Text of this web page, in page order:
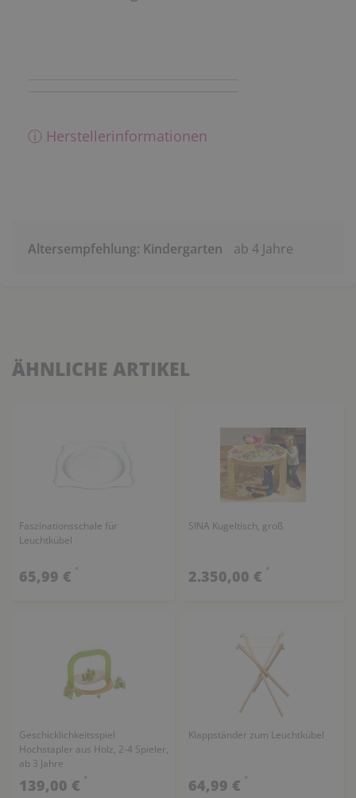
ⓘ Herstellerinformationen
Altersempfehlung: Kindergarten ab 4 Jahre
ÄHNLICHE ARTIKEL
Faszinationsschale für
Leuchtkübel
65,99 € *
SINA Kugeltisch, groß
2.350,00 € *
Geschicklichkeitsspiel
Hochstapler aus Holz, 2-4 Spieler,
ab 3 Jahre
139,00 € *
Klappständer zum Leuchtkübel
64,99 € *